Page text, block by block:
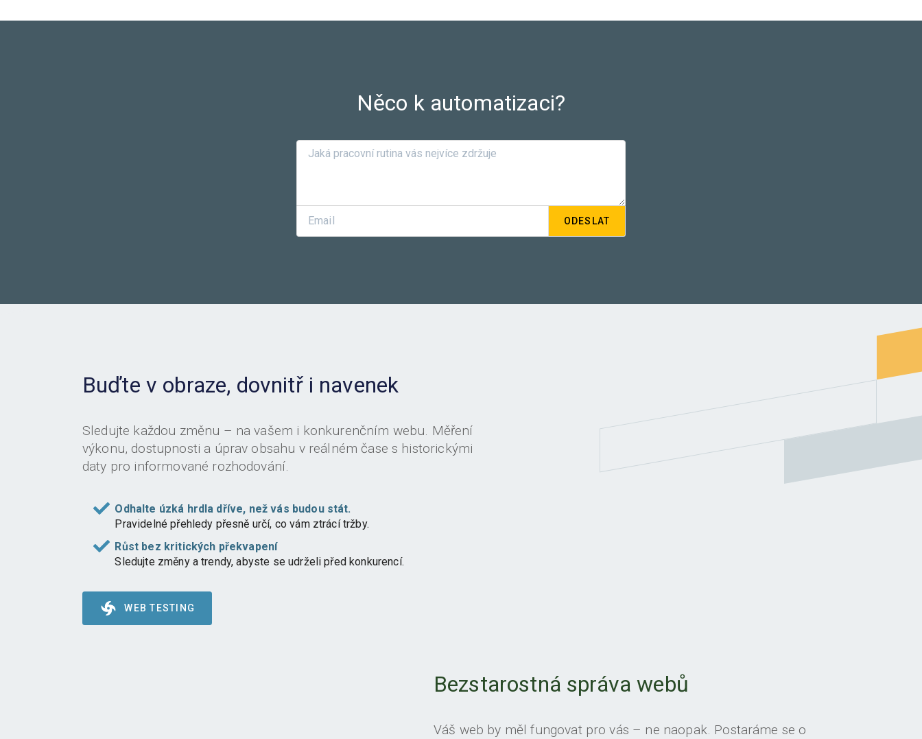
Něco k automatizaci?
Buďte v obraze, dovnitř i navenek
Sledujte každou změnu – na vašem i konkurenčním webu. Měření
výkonu, dostupnosti a úprav obsahu v reálném čase s historickými
daty pro informované rozhodování.
Odhalte úzká hrdla dříve, než vás budou stát.
Pravidelné přehledy přesně určí, co vám ztrácí tržby.
Růst bez kritických překvapení
Sledujte změny a trendy, abyste se udrželi před konkurencí.
WEB TESTING
Bezstarostná správa webů
Váš web by měl fungovat pro vás – ne naopak. Postaráme se o